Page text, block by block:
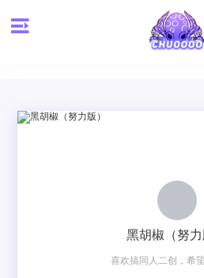
黑胡椒（努力
喜欢搞同人二创，希